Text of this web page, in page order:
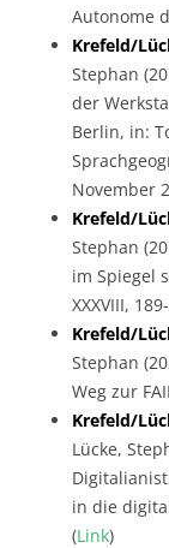
Autonome
Krefeld/
Stephan
der
Berlin, in:
November
Krefeld/
Stephan
im Spiegel
XXXVIII,
Krefeld/
Stephan
Weg zur
Krefeld/
Lücke,
in die
(Link)